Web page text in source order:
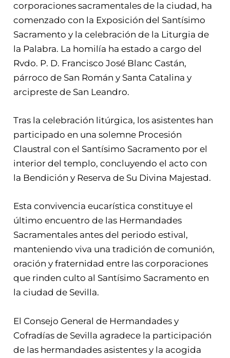
corporaciones sacramentales de la ciudad, ha
comenzado con la Exposición del Santísimo
Sacramento y la celebración de la Liturgia de
la Palabra. La homilía ha estado a cargo del
Rvdo. P. D. Francisco José Blanc Castán,
párroco de San Román y Santa Catalina y
arcipreste de San Leandro.
Tras la celebración litúrgica, los asistentes han
participado en una solemne Procesión
Claustral con el Santísimo Sacramento por el
interior del templo, concluyendo el acto con
la Bendición y Reserva de Su Divina Majestad.
Esta convivencia eucarística constituye el
último encuentro de las Hermandades
Sacramentales antes del periodo estival,
manteniendo viva una tradición de comunión,
oración y fraternidad entre las corporaciones
que rinden culto al Santísimo Sacramento en
la ciudad de Sevilla.
El Consejo General de Hermandades y
Cofradías de Sevilla agradece la participación
de las hermandades asistentes y la acogida